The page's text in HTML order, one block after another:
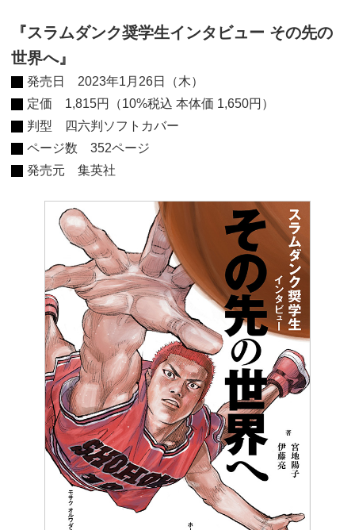
『スラムダンク奨学生インタビュー その先の
世界へ』
発売日 2023年1月26日（木）
定価 1,815円（10%税込 本体価 1,650円）
判型 四六判ソフトカバー
ページ数 352ページ
発売元 集英社